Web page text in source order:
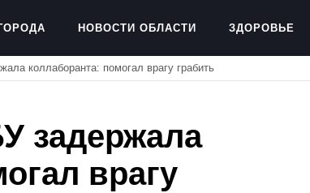
НОВОСТИ ОБЛАСТИ ЗДОРОВЬЕ
коллаборанта: помогал врагу грабить
задержала
врагу